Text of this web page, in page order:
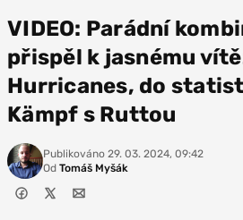
VIDEO: Parádní
přispěl k jasnému
Hurricanes, do
Kämpf s Ruttou
Publikováno 29. 03. 2024, 09:42
Od Tomáš Myšák